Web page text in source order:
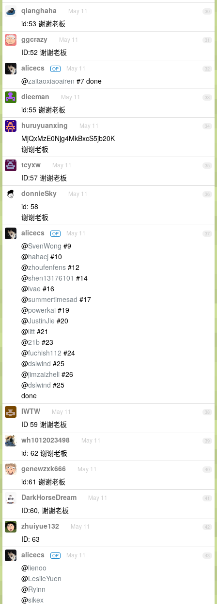
30
qianghaha May 11
id:53 谢谢老板
31
ggcrazy May 11
ID:52 谢谢老板
32
alicecs OP May 11
@zaitaoxiaoairen #7 done
33
dieeman May 11
id:55 谢谢老板
34
huruyuanxing May 11
MjQxMzE0Njg4MkBxcS5jb20K
谢谢老板
35
tcyxw May 11
ID:57 谢谢老板
36
donnieSky May 11
id: 58
谢谢老板
37
alicecs OP May 11
@SvenWong #9
@hahacj #10
@zhoufenfens #12
@shen13176101 #14
@ivae #16
@summertimesad #17
@powerkai #19
@JustinJie #20
@litt #21
@21b #23
@fuchish112 #24
@dslwind #25
@jimzaizheli #26
@dslwind #25
done
38
IWTW May 11
ID 59 谢谢老板
39
wh1012023498 May 11
id: 62 谢谢老板
40
genewzxk666 May 11
id:61 谢谢老板
41
DarkHorseDream May 11
ID:60, 谢谢老板
42
zhuiyue132 May 11
ID: 63
43
alicecs OP May 11
@lienoo
@LesileYuen
@Ryinn
@sikex